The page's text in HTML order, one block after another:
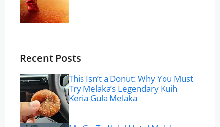
Recent Posts
This Isn’t a Donut: Why You Must
Try Melaka’s Legendary Kuih
Keria Gula Melaka